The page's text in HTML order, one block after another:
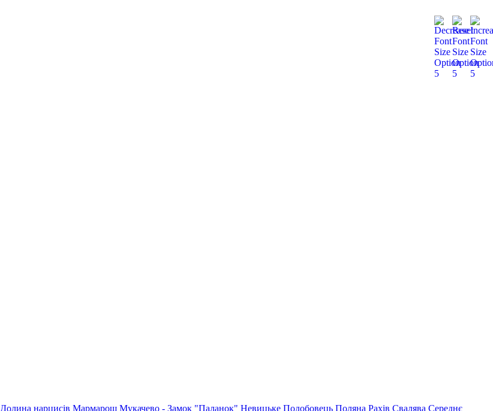
Долина нарцисів Мармарош Мукачево - Замок "Паланок" Невицьке Подобовець Поляна Рахів Свалява Середнє